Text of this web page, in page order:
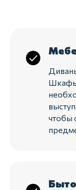
чтобы